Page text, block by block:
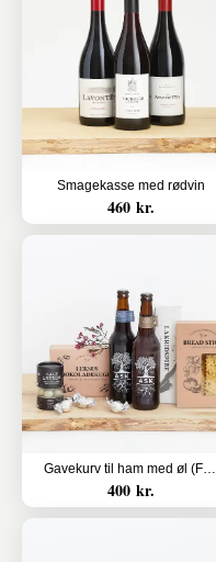
Smagekasse med rødvin
460 kr.
Gavekurv til ham med øl (Floristens kreative valg)
400 kr.